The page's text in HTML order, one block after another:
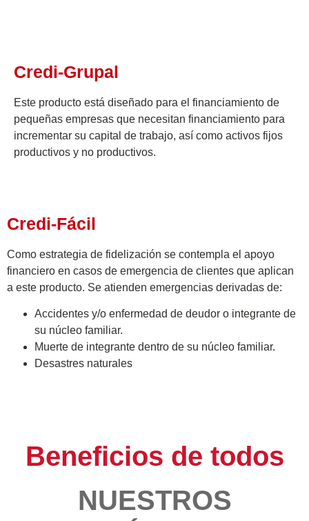
Credi-Grupal
Este producto está diseñado para el financiamiento de
pequeñas empresas que necesitan financiamiento para
incrementar su capital de trabajo, así como activos fijos
productivos y no productivos.
Credi-Fácil
Como estrategia de fidelización se contempla el apoyo
financiero en casos de emergencia de clientes que aplican
a este producto. Se atienden emergencias derivadas de:
Accidentes y/o enfermedad de deudor o integrante de
su núcleo familiar.
Muerte de integrante dentro de su núcleo familiar.
Desastres naturales
Beneficios de todos
NUESTROS